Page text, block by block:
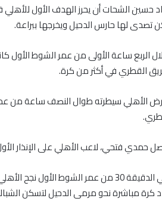
حسين الشحات أن يحرز الهدف الأول
تصدى لها حارس الدحيل ويخرجها ببراعة.
الربع ساعة الأولى من عمر الشوط
القطري في أكثر من كرة.
الأهلي سيطرته طوال النصف ساعة من
حمدي فتحي، لاعب الأهلي على الإنذار
وفي الدقيقة 30 من عمر الشوط
كرة مباشرة نحو مرمى الدحيل لتسكن